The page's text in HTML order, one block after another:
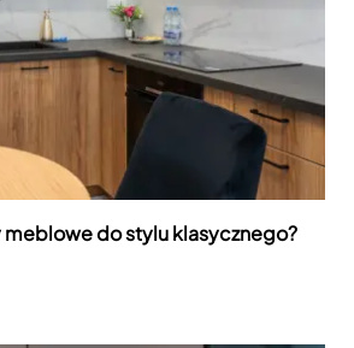
do stylu klasycznego?